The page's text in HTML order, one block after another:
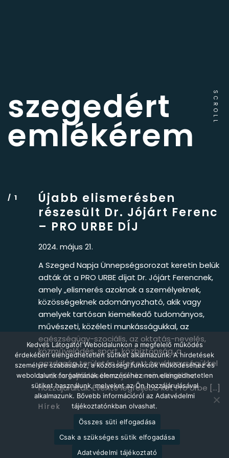
szegedért
emlékérem
SCROLL
Újabb elismerésben
részesült Dr. Jójárt Ferenc
– PRO URBE DÍJ
2024. május 21.
A Szeged Napja Ünnepségsorozat keretin belük
adták át a PRO URBE díjat Dr. Jójárt Ferencnek,
amely „elismerés azoknak a személyeknek,
közösségeknek adományozható, akik vagy
amelyek tartósan kiemelkedő tudományos,
művészeti, közéleti munkásságukkal, az
egészségügy-szociális, az oktatás-nevelés,
közművelődés, sport, közbiztonság, a
gazdaság területén kifejtett tevékenységükkel
a város fejlődéséhez, jó híre növeléséhez
hozzájárultak. Évente legfeljebb két Pro Urbe […]
Hírek
Kedves Látogató! Weboldalunkon a megfelelő működés
érdekében elengedhetetlen sütiket alkalmazunk. A hirdetések
személyre szabásához, a közösségi funkciók működéséhez és
weboldalunk forgalmának elemzéséhez nem elengedhetetlen
sütiket használunk, melyeket az Ön hozzájárulásával
alkalmazunk. Bővebb információról az Adatvédelmi
tájékoztatónkban olvashat.
Összes süti elfogadása
Csak a szükséges sütik elfogadása
Adatvédelmi tájékoztató